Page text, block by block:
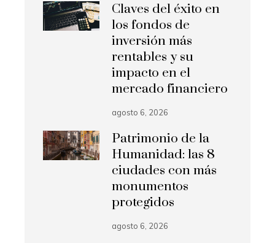
Claves del éxito en
los fondos de
inversión más
rentables y su
impacto en el
mercado financiero
agosto 6, 2026
Patrimonio de la
Humanidad: las 8
ciudades con más
monumentos
protegidos
agosto 6, 2026